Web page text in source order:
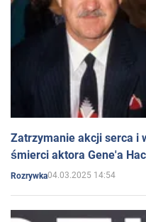
Zatrzymanie akcji serca i
śmierci aktora Gene'a
Rozrywka04.03.2025 14:54